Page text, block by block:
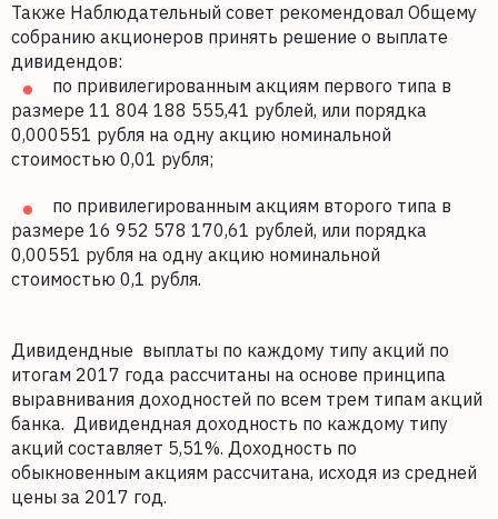
Также Наблюдательный совет рекомендовал Общему
собранию акционеров принять решение о выплате
дивидендов:
по привилегированным акциям первого типа в
размере 11 804 188 555,41 рублей, или порядка
0,000551 рубля на одну акцию номинальной
стоимостью 0,01 рубля;
по привилегированным акциям второго типа в
размере 16 952 578 170,61 рублей, или порядка
0,00551 рубля на одну акцию номинальной
стоимостью 0,1 рубля.
Дивидендные выплаты по каждому типу акций по
итогам 2017 года рассчитаны на основе принципа
выравнивания доходностей по всем трем типам акций
банка. Дивидендная доходность по каждому типу
акций составляет 5,51%. Доходность по
обыкновенным акциям рассчитана, исходя из средней
цены за 2017 год.